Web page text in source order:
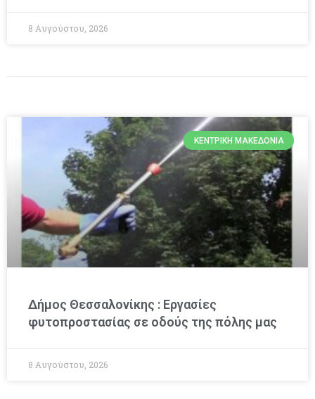
8 Αυγούστου, 2026
ΚΕΝΤΡΙΚΉ ΜΑΚΕΔΟΝΊΑ
Δήμος Θεσσαλονίκης : Εργασίες
φυτοπροστασίας σε οδούς της πόλης μας
8 Αυγούστου, 2026